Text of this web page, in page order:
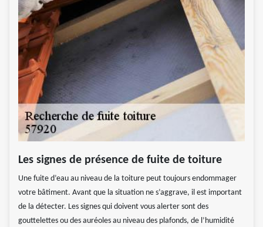
Les signes de présence de fuite de toiture
Une fuite d’eau au niveau de la toiture peut toujours endommager
votre bâtiment. Avant que la situation ne s’aggrave, il est important
de la détecter. Les signes qui doivent vous alerter sont des
gouttelettes ou des auréoles au niveau des plafonds, de l’humidité